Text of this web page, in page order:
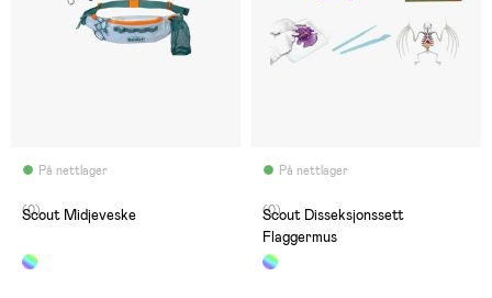
På nettlager
(0)
Scout Midjeveske
På nettlager
(0)
Scout Disseksjonssett
Flaggermus